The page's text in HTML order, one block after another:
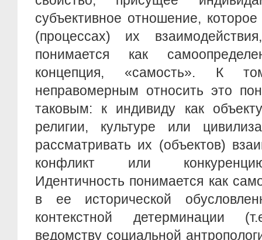
субъективное отношение,
(процессах) их
понимается как
концепция, «самость». К
неправомерным относить это
таковым: к индивиду как
религии, культуре или
рассматривать их (объектов)
конфликт или
Идентичность понимается как
в ее исторической
контекстной детерминации
ведомству социальной